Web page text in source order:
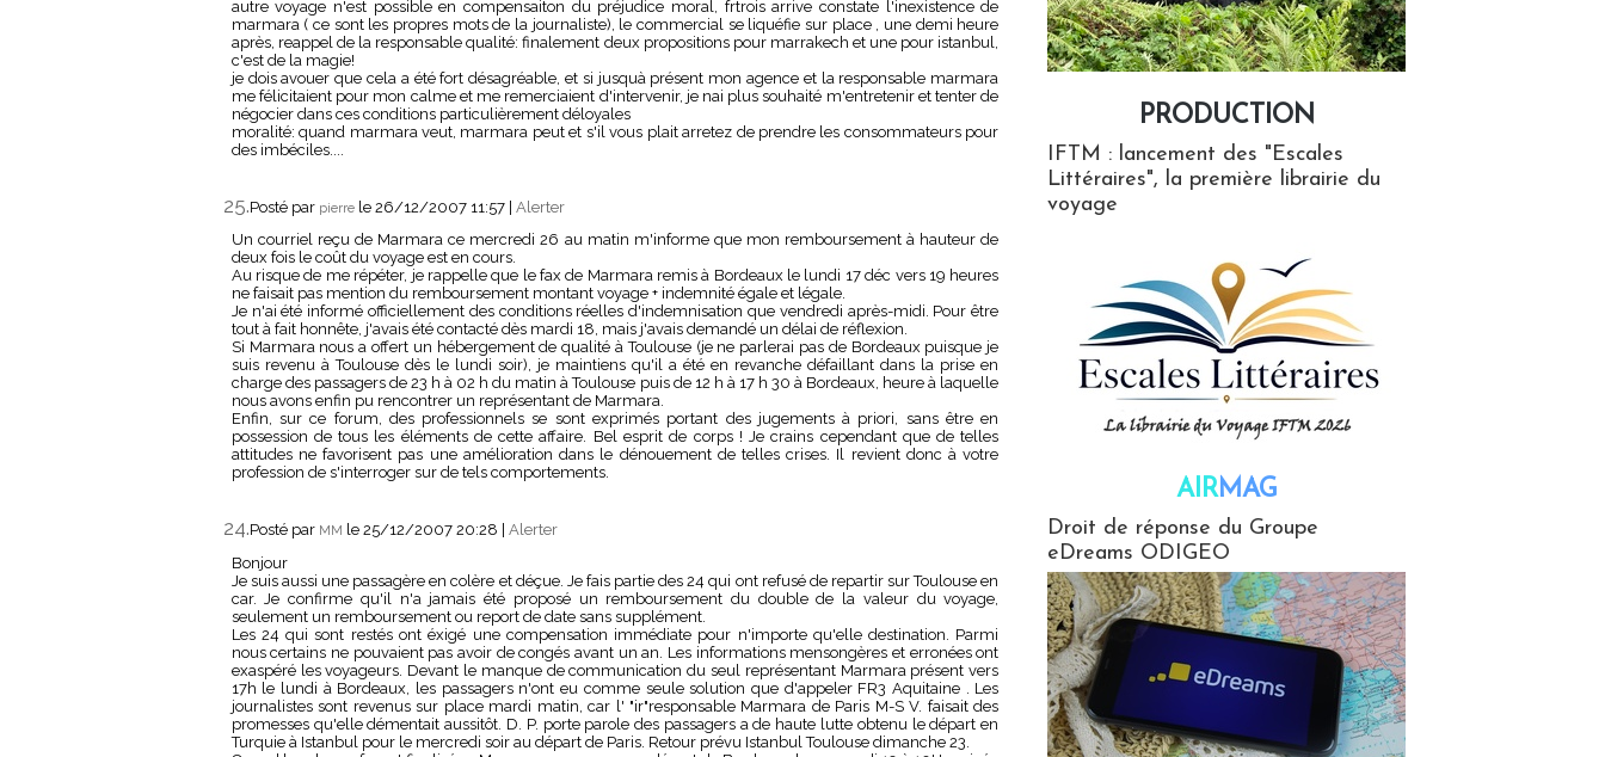
autre voyage n'est possible en compensaiton du préjudice moral, frtrois arrive constate l'inexistence de
marmara ( ce sont les propres mots de la journaliste), le commercial se liquéfie sur place , une demi heure
après, reappel de la responsable qualité: finalement deux propositions pour marrakech et une pour istanbul,
c'est de la magie!
je dois avouer que cela a été fort désagréable, et si jusquà présent mon agence et la responsable marmara
me félicitaient pour mon calme et me remerciaient d'intervenir, je nai plus souhaité m'entretenir et tenter de
négocier dans ces conditions particulièrement déloyales
moralité: quand marmara veut, marmara peut et s'il vous plait arretez de prendre les consommateurs pour
des imbéciles....
25.Posté par pierre le 26/12/2007 11:57 | Alerter
Un courriel reçu de Marmara ce mercredi 26 au matin m'informe que mon remboursement à hauteur de
deux fois le coût du voyage est en cours.
Au risque de me répéter, je rappelle que le fax de Marmara remis à Bordeaux le lundi 17 déc vers 19 heures
ne faisait pas mention du remboursement montant voyage + indemnité égale et légale.
Je n'ai été informé officiellement des conditions réelles d'indemnisation que vendredi après-midi. Pour être
tout à fait honnête, j'avais été contacté dès mardi 18, mais j'avais demandé un délai de réflexion.
Si Marmara nous a offert un hébergement de qualité à Toulouse (je ne parlerai pas de Bordeaux puisque je
suis revenu à Toulouse dès le lundi soir), je maintiens qu'il a été en revanche défaillant dans la prise en
charge des passagers de 23 h à 02 h du matin à Toulouse puis de 12 h à 17 h 30 à Bordeaux, heure à laquelle
nous avons enfin pu rencontrer un représentant de Marmara.
Enfin, sur ce forum, des professionnels se sont exprimés portant des jugements à priori, sans être en
possession de tous les éléments de cette affaire. Bel esprit de corps ! Je crains cependant que de telles
attitudes ne favorisent pas une amélioration dans le dénouement de telles crises. Il revient donc à votre
profession de s'interroger sur de tels comportements.
24.Posté par MM le 25/12/2007 20:28
Alerter
Bonjour
Je suis aussi une passagère en colère et déçue. Je fais partie des 24 qui ont refusé de repartir sur Toulouse en
car. Je confirme qu'il n'a jamais été proposé un remboursement du double de la valeur du voyage,
seulement un remboursement ou report de date sans supplément.
Les 24 qui sont restés ont éxigé une compensation immédiate pour n'importe qu'elle destination. Parmi
nous certains ne pouvaient pas avoir de congés avant un an. Les informations mensongères et erronées ont
exaspéré les voyageurs. Devant le manque de communication du seul représentant Marmara présent vers
17h le lundi à Bordeaux, les passagers n'ont eu comme seule solution que d'appeler FR3 Aquitaine . Les
journalistes sont revenus sur place mardi matin, car l' "ir"responsable Marmara de Paris M-S V. faisait des
promesses qu'elle démentait aussitôt. D. P. porte parole des passagers a de haute lutte obtenu le départ en
Turquie à Istanbul pour le mercredi soir au départ de Paris. Retour prévu Istanbul Toulouse dimanche 23.
PRODUCTION
IFTM : lancement des "Escales
Littéraires", la première librairie du
voyage
AIRMAG
Droit de réponse du Groupe
eDreams ODIGEO